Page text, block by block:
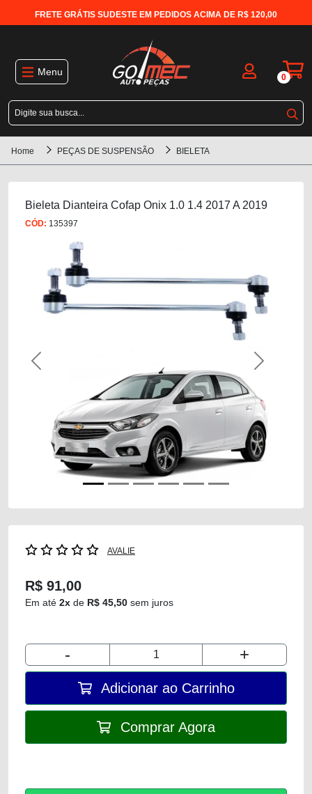
FRETE GRÁTIS SUDESTE EM PEDIDOS ACIMA DE R$ 120,00
Menu 0
Home PEÇAS DE SUSPENSÃO BIELETA
Bieleta Dianteira Cofap Onix 1.0 1.4 2017 A 2019
CÓD: 135397
Previous Next
AVALIE
R$ 91,00
Em até 2x de R$ 45,50 sem juros
- +
Adicionar ao Carrinho
Comprar Agora